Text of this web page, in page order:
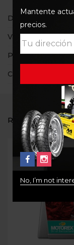
Descripción
Valoraciones (0)
Políticas de la
Consultas
RELATED
Mantente
precios.
No, I’m not